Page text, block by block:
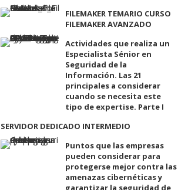
FILEMAKER TEMARIO CURSO
FILEMAKER AVANZADO
Actividades que realiza un
Especialista Sénior en
Seguridad de la
Información. Las 21
principales a considerar
cuando se necesita este
tipo de expertise. Parte I
SERVIDOR DEDICADO INTERMEDIO
Puntos que las empresas
pueden considerar para
protegerse mejor contra las
amenazas cibernéticas y
garantizar la seguridad de